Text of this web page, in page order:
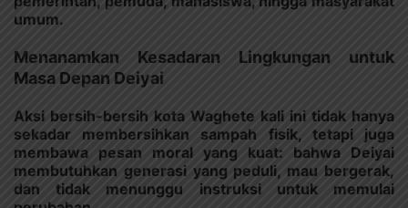
umum.
Menanamkan Kesadaran Lingkungan untuk
Masa Depan Deiyai
Aksi bersih-bersih kota Waghete kali ini tidak hanya
sekadar membersihkan sampah fisik, tetapi juga
membawa pesan moral yang kuat: bahwa Deiyai
membutuhkan generasi yang peduli, mau bergerak,
dan tidak menunggu instruksi untuk memulai